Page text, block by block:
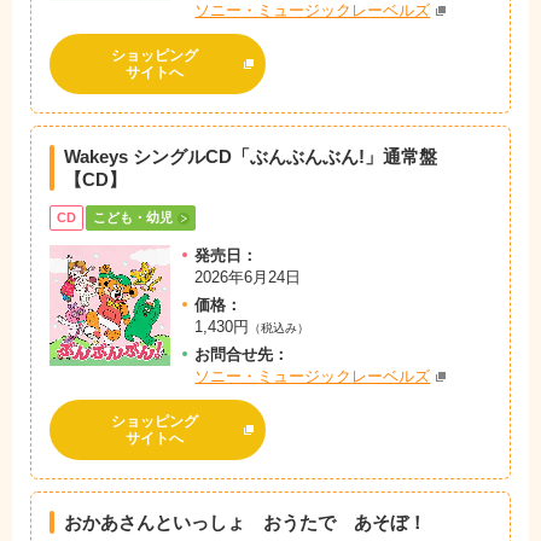
ソニー・ミュージックレーベルズ
ショッピング
サイトへ
Wakeys シングルCD「ぶんぶんぶん!」 通常盤
【CD】
CD こども・幼児
発売日：
2026年6月24日
価格：
1,430円
（税込み）
お問合せ先：
ソニー・ミュージックレーベルズ
ショッピング
サイトへ
おかあさんといっしょ おうたで あそぼ！